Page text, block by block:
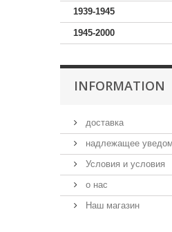
1939-1945
1945-2000
INFORMATION
доставка
надлежащее
Условия и условия
о нас
Наш магазин